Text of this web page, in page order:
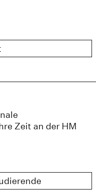
Zeit an der HM